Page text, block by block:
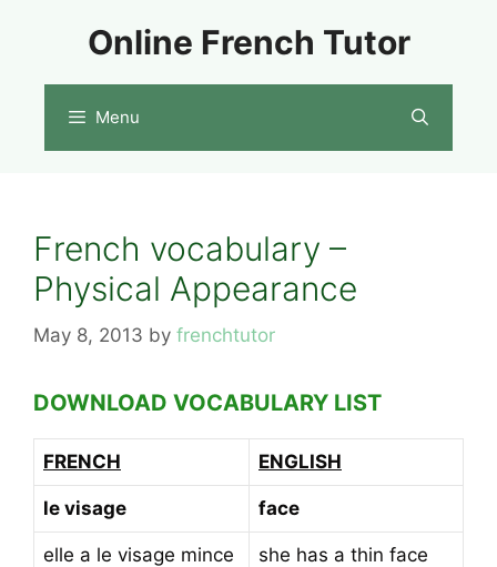
Online French Tutor
Menu
French vocabulary –
Physical Appearance
May 8, 2013 by frenchtutor
DOWNLOAD VOCABULARY LIST
FRENCH ENGLISH
le visage face
elle a le visage mince she has a thin face